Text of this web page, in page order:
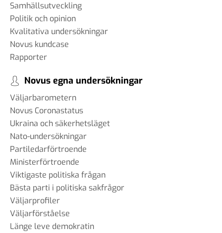
Samhällsutveckling
Politik och opinion
Kvalitativa undersökningar
Novus kundcase
Rapporter
Novus egna undersökningar
Väljarbarometern
Novus Coronastatus
Ukraina och säkerhetsläget
Nato-undersökningar
Partiledarförtroende
Ministerförtroende
Viktigaste politiska frågan
Bästa parti i politiska sakfrågor
Väljarprofiler
Väljarförståelse
Länge leve demokratin